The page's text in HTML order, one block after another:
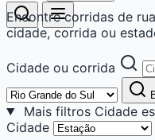
Encontre corridas de
cidade, corrida ou
Cidade ou corrida
Mais filtros Cidade
Cidade